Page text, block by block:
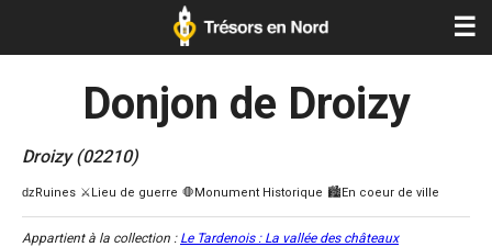
☰
Donjon de Droizy
Droizy (02210)
Appartient à la collection : Le Tardenois : La vallée des châteaux